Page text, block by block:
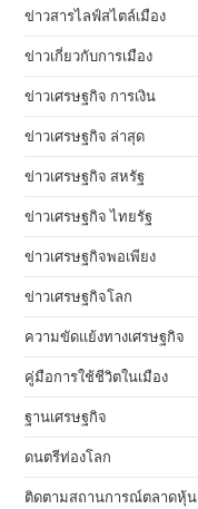
ข่าวสารไลฟ์สไตล์เมือง
ข่าวเกี่ยวกับการเมือง
ข่าวเศรษฐกิจ การเงิน
ข่าวเศรษฐกิจ ล่าสุด
ข่าวเศรษฐกิจ สหรัฐ
ข่าวเศรษฐกิจ ไทยรัฐ
ข่าวเศรษฐกิจพอเพียง
ข่าวเศรษฐกิจโลก
ความขัดแย้งทางเศรษฐกิจ
คู่มือการใช้ชีวิตในเมือง
ฐานเศรษฐกิจ
ดนตรีท่องโลก
ติดตามสถานการณ์ตลาดหุ้น